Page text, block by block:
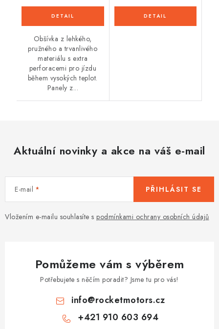
Obšívka z lehkého,
pružného a trvanlivého
materiálu s extra
perforacemi pro jízdu
během vysokých teplot.
Panely z...
Aktuální novinky a akce na váš e-mail
E-mail
Vložením e-mailu souhlasíte s podmínkami ochrany osobních údajů
PŘIHLÁSIT SE
Pomůžeme vám s výběrem
Potřebujete s něčím poradit? Jsme tu pro vás!
info@rocketmotors.cz
+421 910 603 694